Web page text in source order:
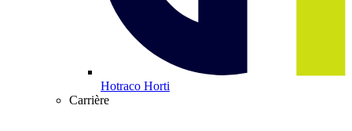
Hotraco Horti
Carrière